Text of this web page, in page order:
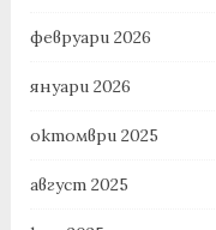
февруари 2026
януари 2026
октомври 2025
август 2025